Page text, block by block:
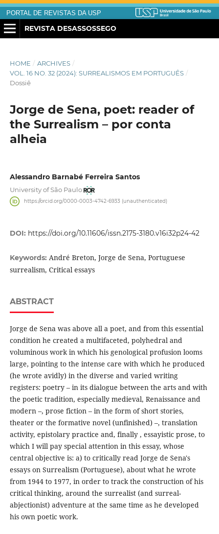
PORTAL DE REVISTAS DA USP
REVISTA DESASSOSSEGO
HOME / ARCHIVES /
VOL. 16 NO. 32 (2024): SURREALISMOS EM PORTUGUÊS /
Dossiê
Jorge de Sena, poet: reader of
the Surrealism – por conta
alheia
Alessandro Barnabé Ferreira Santos
University of São Paulo
https://orcid.org/0000-0003-4742-6933 (unauthenticated)
DOI: https://doi.org/10.11606/issn.2175-3180.v16i32p24-42
Keywords: André Breton, Jorge de Sena, Portuguese
surrealism, Critical essays
ABSTRACT
Jorge de Sena was above all a poet, and from this essential
condition he created a multifaceted, polyhedral and
voluminous work in which his genological profusion looms
large, pointing to the intense care with which he produced
(he wrote avidly) in the diverse and varied writing
registers: poetry – in its dialogue between the arts and with
the poetic tradition, especially medieval, Renaissance and
modern –, prose fiction – in the form of short stories,
theater or the formative novel (unfinished) –, translation
activity, epistolary practice and, finally , essayistic prose, to
which I will pay special attention in this essay, whose
central objective is: a) to critically read Jorge de Sena's
essays on Surrealism (Portuguese), about what he wrote
from 1944 to 1977, in order to track the construction of his
critical thinking, around the surrealist (and surreal-
abjectionist) adventure at the same time as he developed
his own poetic work.